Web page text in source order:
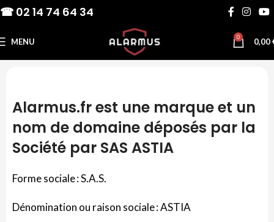
☎ 02 14 74 64 34
MENU 0 0,00
Alarmus.fr est une marque et un
nom de domaine déposés par la
Société par SAS ASTIA
Forme sociale: S.A.S.
Dénomination ou raison sociale :ASTIA